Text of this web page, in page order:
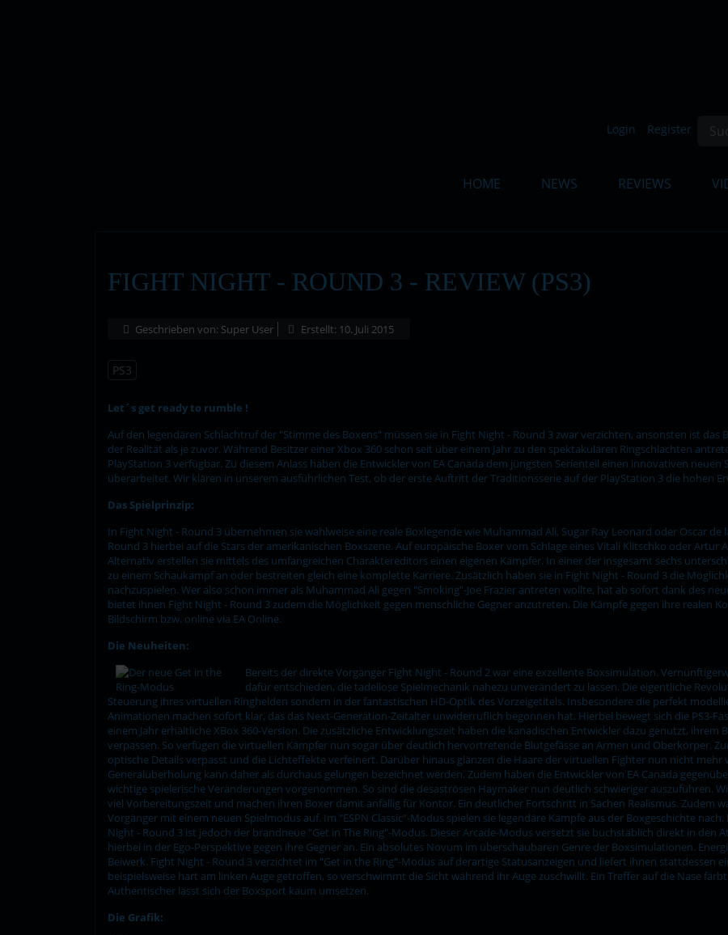
Login Register
HOME NEWS REVIEWS
FIGHT NIGHT - ROUND 3 - REVIEW (PS3)
Geschrieben von: Super User Erstellt: 10. Juli 2015
PS3
Let´s get ready to rumble !
Auf den legendären Schlachtruf der "Stimme des Boxens" müssen sie in Fight Night - Round 3 zwar verzichten, ansonsten ist das
der Realität als je zuvor. Während Besitzer einer Xbox 360 schon seit über einem Jahr zu den spektakulären Ringschlachten
PlayStation 3 verfügbar. Zu diesem Anlass haben die Entwickler von EA Canada dem jüngsten Serienteil einen innovativen
überarbeitet. Wir klären in unserem ausführlichen Test, ob der erste Auftritt der Traditionsserie auf der PlayStation 3 die hohen
Das Spielprinzip:
In Fight Night - Round 3 übernehmen sie wahlweise eine reale Boxlegende wie Muhammad Ali, Sugar Ray Leonard oder Oscar
Round 3 hierbei auf die Stars der amerikanischen Boxszene. Auf europäische Boxer vom Schlage eines Vitali Klitschko oder Artur
Alternativ erstellen sie mittels des umfangreichen Charaktereditors einen eigenen Kämpfer. In einer der insgesamt sechs
zu einem Schaukampf an oder bestreiten gleich eine komplette Karriere. Zusätzlich haben sie in Fight Night - Round 3 die
nachzuspielen. Wer also schon immer als Muhammad Ali gegen "Smoking"-Joe Frazier antreten wollte, hat ab sofort dank des
bietet ihnen Fight Night - Round 3 zudem die Möglichkeit gegen menschliche Gegner anzutreten. Die Kämpfe gegen ihre realen
Bildschirm bzw. online via EA Online.
Die Neuheiten:
Bereits der direkte Vorgänger Fight Night - Round 2 war eine exzellente Boxsimulation.
dafür entschieden, die tadellose Spielmechanik nahezu unverändert zu lassen. Die eigentliche
Steuerung ihres virtuellen Ringhelden sondern in der fantastischen HD-Optik des Vorzeigetitels. Insbesondere die perfekt
Animationen machen sofort klar, das das Next-Generation-Zeitalter unwiderruflich begonnen hat. Hierbei bewegt sich die PS3-
einem Jahr erhältliche XBox 360-Version. Die zusätzliche Entwicklungszeit haben die kanadischen Entwickler dazu genutzt,
verpassen. So verfügen die virtuellen Kämpfer nun sogar über deutlich hervortretende Blutgefässe an Armen und Oberkörper.
optische Details verpasst und die Lichteffekte verfeinert. Darüber hinaus glänzen die Haare der virtuellen Fighter nun nicht mehr
Generalüberholung kann daher als durchaus gelungen bezeichnet werden. Zudem haben die Entwickler von EA Canada
wichtige spielerische Veränderungen vorgenommen. So sind die desaströsen Haymaker nun deutlich schwieriger auszuführen.
viel Vorbereitungszeit und machen ihren Boxer damit anfällig für Kontor. Ein deutlicher Fortschritt in Sachen Realismus. Zudem
Vorgänger mit einem neuen Spielmodus auf. Im "ESPN Classic"-Modus spielen sie legendäre Kämpfe aus der Boxgeschichte
Night - Round 3 ist jedoch der brandneue "Get in The Ring"-Modus. Dieser Arcade-Modus versetzt sie buchstäblich direkt in den
hierbei in der Ego-Perspektive gegen ihre Gegner an. Ein absolutes Novum im überschaubaren Genre der Boxsimulationen.
Beiwerk. Fight Night - Round 3 verzichtet im "Get in the Ring"-Modus auf derartige Statusanzeigen und liefert ihnen stattdessen
beispielsweise hart am linken Auge getroffen, so verschwimmt die Sicht während ihr Auge zuschwillt. Ein Treffer auf die Nase
Authentischer lässt sich der Boxsport kaum umsetzen.
Die Grafik: